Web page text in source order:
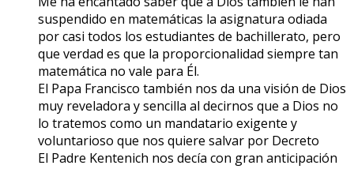
suspendido en matemáticas la asignatura odiada
por casi todos los estudiantes de bachillerato, pero
que verdad es que la proporcionalidad siempre tan
matemática no vale para Él.
El Papa Francisco también nos da una visión de Dios
muy reveladora y sencilla al decirnos que a Dios no
lo tratemos como un mandatario exigente y
voluntarioso que nos quiere salvar por Decreto
El Padre Kentenich nos decía con gran anticipación